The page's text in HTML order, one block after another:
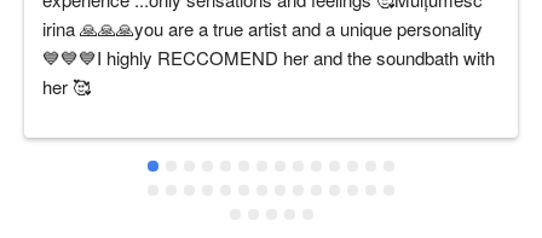
irina 🙏🙏🙏you are a true artist and a unique personality
💙💙💙I highly RECCOMEND her and the soundbath with
her 🥰